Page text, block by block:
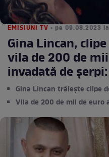
EMISIUNI TV • pe 09.08.2023
Gina Lincan,
vila de 200 de
invadată de
Gina Lincan trăiește clipe
Vila de 200 de mii de euro